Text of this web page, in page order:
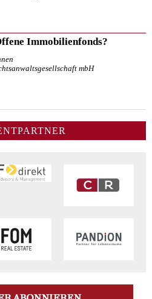
Immobilienfonds?
mbH